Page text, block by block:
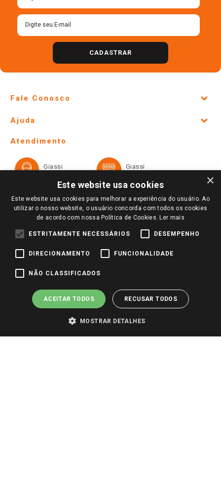
CADASTRAR
Fale Conosco
Lojas Físicas e Horários
Ofertas
Televendas
Notícias
Perguntas frequentes
Identidade Visual
Ajuda
Formas de Pagamento
Trocas e Devoluções
Atendimento
Giassi
Giassi
Redes Sociais
Pagamento e Segurança
×
Este website usa cookies
Este website usa cookies para melhorar a experiência do usuário. Ao
utilizar o nosso website, o usuário concorda com todos os cookies
de acordo com nossa Política de Cookies. Ler mais
ESTRITAMENTE NECESSÁRIOS DESEMPENHO
DIRECIONAMENTO FUNCIONALIDADE
NÃO CLASSIFICADOS
ACEITAR TODOS RECUSAR TODOS
MOSTRAR DETALHES